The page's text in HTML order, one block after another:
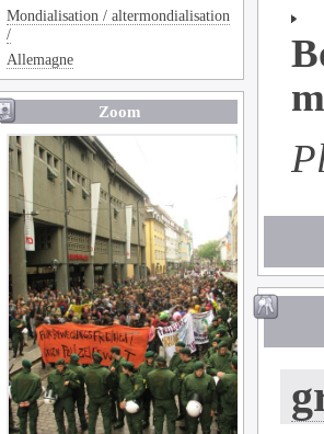
Mondialisation / altermondialisation
/
Allemagne
Zoom